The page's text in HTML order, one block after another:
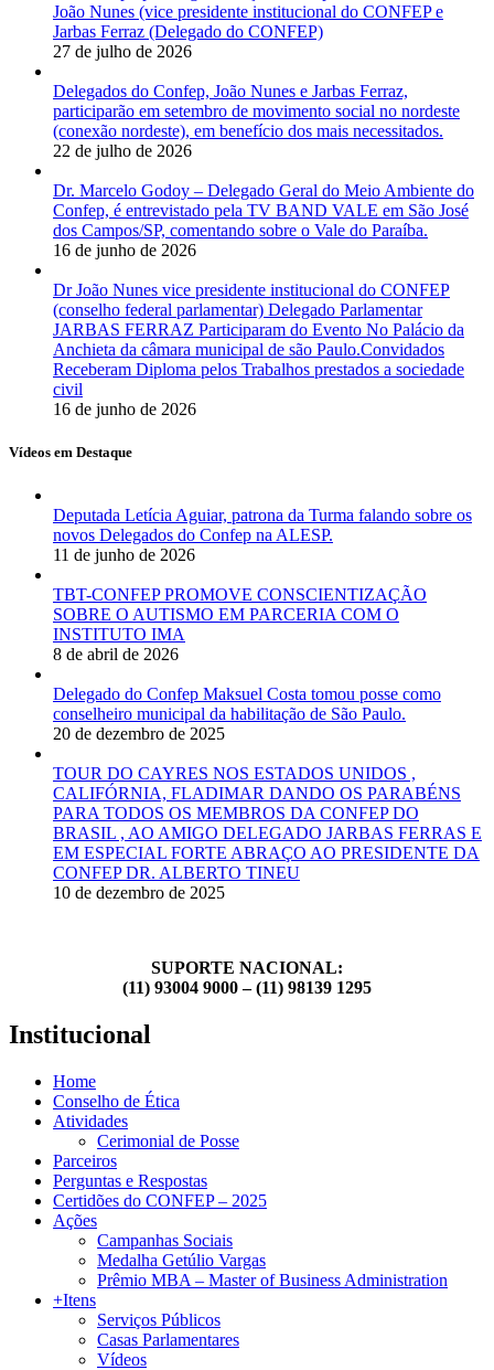
João Nunes (vice presidente institucional do CONFEP e
Jarbas Ferraz (Delegado do CONFEP)
27 de julho de 2026
Delegados do Confep, João Nunes e Jarbas Ferraz,
participarão em setembro de movimento social no nordeste
(conexão nordeste), em benefício dos mais necessitados.
22 de julho de 2026
Dr. Marcelo Godoy – Delegado Geral do Meio Ambiente do
Confep, é entrevistado pela TV BAND VALE em São José
dos Campos/SP, comentando sobre o Vale do Paraíba.
16 de junho de 2026
Dr João Nunes vice presidente institucional do CONFEP
(conselho federal parlamentar) Delegado Parlamentar
JARBAS FERRAZ Participaram do Evento No Palácio da
Anchieta da câmara municipal de são Paulo.Convidados
Receberam Diploma pelos Trabalhos prestados a sociedade
civil
16 de junho de 2026
Vídeos em Destaque
Deputada Letícia Aguiar, patrona da Turma falando sobre os
novos Delegados do Confep na ALESP.
11 de junho de 2026
TBT-CONFEP PROMOVE CONSCIENTIZAÇÃO
SOBRE O AUTISMO EM PARCERIA COM O
INSTITUTO IMA
8 de abril de 2026
Delegado do Confep Maksuel Costa tomou posse como
conselheiro municipal da habilitação de São Paulo.
20 de dezembro de 2025
TOUR DO CAYRES NOS ESTADOS UNIDOS ,
CALIFÓRNIA, FLADIMAR DANDO OS PARABÉNS
PARA TODOS OS MEMBROS DA CONFEP DO
BRASIL , AO AMIGO DELEGADO JARBAS FERRAS E
EM ESPECIAL FORTE ABRAÇO AO PRESIDENTE DA
CONFEP DR. ALBERTO TINEU
10 de dezembro de 2025
SUPORTE NACIONAL:
(11) 93004 9000 – (11) 98139 1295
Institucional
Home
Conselho de Ética
Atividades
Cerimonial de Posse
Parceiros
Perguntas e Respostas
Certidões do CONFEP – 2025
Ações
Campanhas Sociais
Medalha Getúlio Vargas
Prêmio MBA – Master of Business Administration
+Itens
Serviços Públicos
Casas Parlamentares
Vídeos